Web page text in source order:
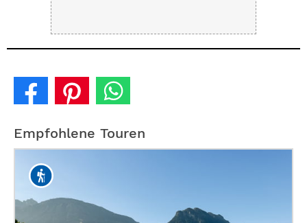
Empfohlene Touren